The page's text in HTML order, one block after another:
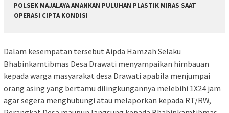
POLSEK MAJALAYA AMANKAN PULUHAN PLASTIK MIRAS SAAT
OPERASI CIPTA KONDISI
Dalam kesempatan tersebut Aipda Hamzah Selaku
Bhabinkamtibmas Desa Drawati menyampaikan himbauan
kepada warga masyarakat desa Drawati apabila menjumpai
orang asing yang bertamu dilingkungannya melebihi 1X24 jam
agar segera menghubungi atau melaporkan kepada RT/RW,